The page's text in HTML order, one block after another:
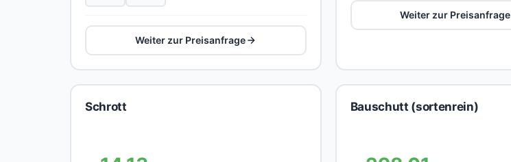
Weiter zur Preisanfrage
Weiter zur Preisanfrage
Schrott Bauschutt (sortenrein)